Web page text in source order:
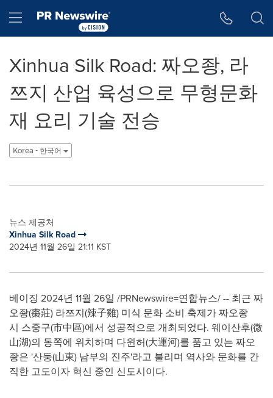
Hamburger menu
Xinhua Silk Road: 짜오좡, 라
쯔지 산업 육성으로 무형문화
재 요리 기술 전승
Korea - 한국어
뉴스 제공처
Xinhua Silk Road
2024년 11월 26일 21:11 KST
베이징 2024년 11월 26일 /PRNewswire=연합뉴스/ -- 최근 짜
오좡(棗莊) 라쯔지(辣子雞) 미식 문화 소비 축제가 짜오좡
시 스중구(市中區)에서 성공적으로 개최되었다. 웨이산후(微
山湖)의 동쪽에 위치하며 다윈허(大運河)를 품고 있는 짜오
좡은 '산둥(山東) 남부의 진주'라고 불리며 역사와 문화를 간
직한 고도이자 혁신 중인 신도시이다.